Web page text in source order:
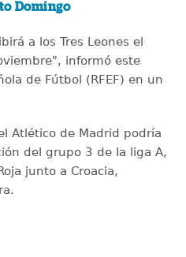
Domingo
a los Tres Leones el
informó este
de Fútbol (RFEF) en un
Atlético de Madrid podría
del grupo 3 de la liga A,
junto a Croacia,